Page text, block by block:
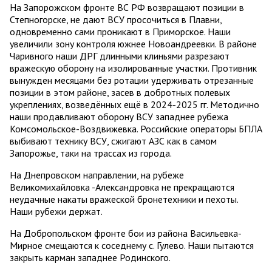
На Запорожском фронте ВС РФ возвращают позиции в
Степногорске, не дают ВСУ просочиться в Плавни,
одновременно сами проникают в Приморское. Наши
увеличили зону контроля южнее Новоандреевки. В районе
Чаривного наши ДРГ длинными клиньями разрезают
вражескую оборону на изолированные участки. Противник
вынужден месяцами без ротации удерживать отрезанные
позиции в этом районе, засев в добротных полевых
укреплениях, возведённых ещё в 2024-2025 гг. Методично
наши продавливают оборону ВСУ западнее рубежа
Комсомольское-Воздвижевка. Российские операторы БПЛА
выбивают технику ВСУ, сжигают АЗС как в самом
Запорожье, таки на трассах из города.
На Днепровском направлении, на рубеже
Великомихайловка -Александровка не прекращаются
неудачные накаты вражеской бронетехники и пехоты.
Наши рубежи держат.
На Добропольском фронте бои из района Васильевка-
Мирное смещаются к соседнему с. Гулево. Наши пытаются
закрыть карман западнее Родинского.